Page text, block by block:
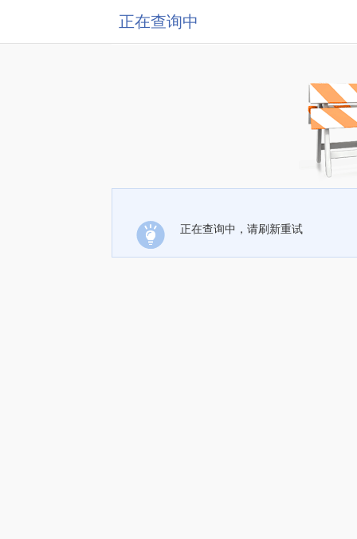
正在查询中
正在查询中，请刷新重试